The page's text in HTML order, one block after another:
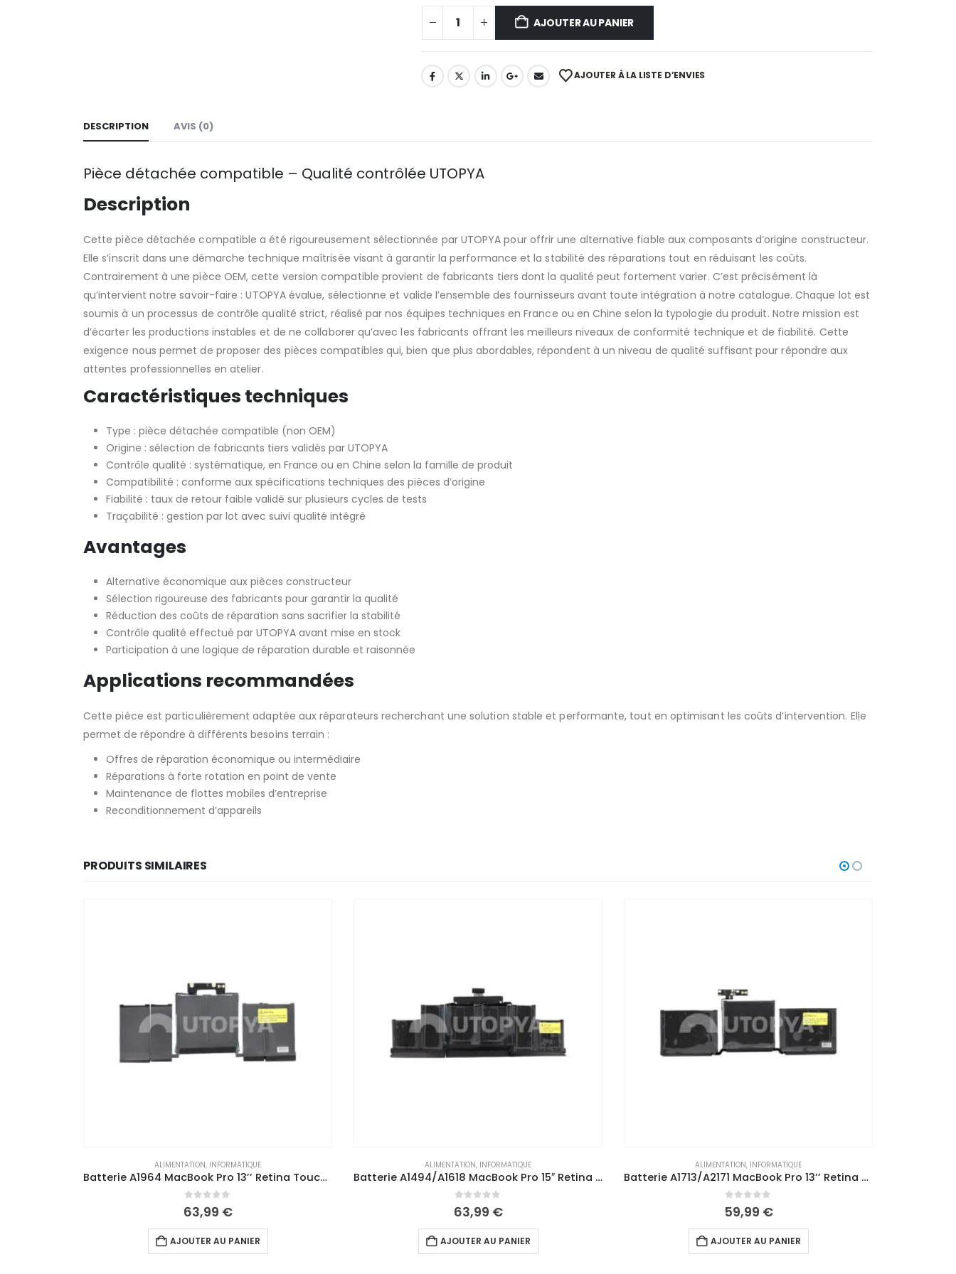
AJOUTER AU PANIER
AJOUTER À LA LISTE D’ENVIES
DESCRIPTION AVIS (0)
Pièce détachée compatible – Qualité contrôlée UTOPYA
Description
Cette pièce détachée compatible a été rigoureusement sélectionnée par UTOPYA pour offrir une alternative fiable aux composants d’origine constructeur.
Elle s’inscrit dans une démarche technique maîtrisée visant à garantir la performance et la stabilité des réparations tout en réduisant les coûts.
Contrairement à une pièce OEM, cette version compatible provient de fabricants tiers dont la qualité peut fortement varier. C’est précisément là
qu’intervient notre savoir-faire : UTOPYA évalue, sélectionne et valide l’ensemble des fournisseurs avant toute intégration à notre catalogue. Chaque lot est
soumis à un processus de contrôle qualité strict, réalisé par nos équipes techniques en France ou en Chine selon la typologie du produit. Notre mission est
d’écarter les productions instables et de ne collaborer qu’avec les fabricants offrant les meilleurs niveaux de conformité technique et de fiabilité. Cette
exigence nous permet de proposer des pièces compatibles qui, bien que plus abordables, répondent à un niveau de qualité suffisant pour répondre aux
attentes professionnelles en atelier.
Caractéristiques techniques
Type : pièce détachée compatible (non OEM)
Origine : sélection de fabricants tiers validés par UTOPYA
Contrôle qualité : systématique, en France ou en Chine selon la famille de produit
Compatibilité : conforme aux spécifications techniques des pièces d’origine
Fiabilité : taux de retour faible validé sur plusieurs cycles de tests
Traçabilité : gestion par lot avec suivi qualité intégré
Avantages
Alternative économique aux pièces constructeur
Sélection rigoureuse des fabricants pour garantir la qualité
Réduction des coûts de réparation sans sacrifier la stabilité
Contrôle qualité effectué par UTOPYA avant mise en stock
Participation à une logique de réparation durable et raisonnée
Applications recommandées
Cette pièce est particulièrement adaptée aux réparateurs recherchant une solution stable et performante, tout en optimisant les coûts d’intervention. Elle
permet de répondre à différents besoins terrain :
Offres de réparation économique ou intermédiaire
Réparations à forte rotation en point de vente
Maintenance de flottes mobiles d’entreprise
Reconditionnement d’appareils
PRODUITS SIMILAIRES
ALIMENTATION, INFORMATIQUE
Batterie A1494/A1618 MacBook Pro 15″ Retina (A1398) Late 13/Mid 14/Mid 15
0 out of 5
63,99 €
AJOUTER AU PANIER
ALIMENTATION, INFORMATIQUE
Batterie A1713/A2171 MacBook Pro 13’’ Retina (A1708/A2159/A2289/A2338)
0 out of 5
59,99 €
AJOUTER AU PANIER
ALIMENTATION, INFORMATIQUE
Batterie A1493/1582 MacBook Pro 13″ Retina (A1502) Late 13/Mid 14/Early 15
0 out of 5
62,99 €
AJOUTER AU PANIER